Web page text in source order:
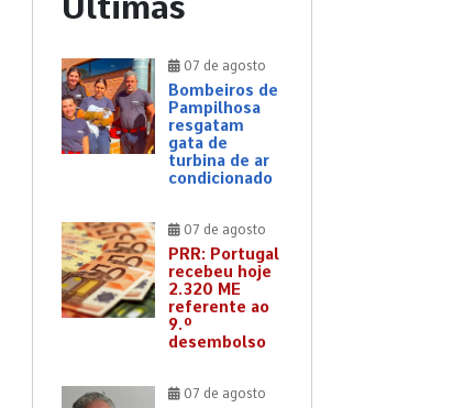
07 de agosto
Bombeiros de
Pampilhosa
resgatam
gata de
turbina de ar
condicionado
07 de agosto
PRR: Portugal
recebeu hoje
2.320 ME
referente ao
9.º
desembolso
07 de agosto